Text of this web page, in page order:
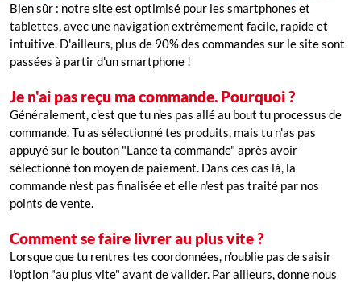
Bien sûr : notre site est optimisé pour les smartphones et
tablettes, avec une navigation extrêmement facile, rapide et
intuitive. D'ailleurs, plus de 90% des commandes sur le site sont
passées à partir d'un smartphone !
Je n'ai pas reçu ma commande. Pourquoi ?
Généralement, c'est que tu n'es pas allé au bout tu processus de
commande. Tu as sélectionné tes produits, mais tu n'as pas
appuyé sur le bouton "Lance ta commande" après avoir
sélectionné ton moyen de paiement. Dans ces cas là, la
commande n'est pas finalisée et elle n'est pas traité par nos
points de vente.
Comment se faire livrer au plus vite ?
Lorsque que tu rentres tes coordonnées, n'oublie pas de saisir
l'option "au plus vite" avant de valider. Par ailleurs, donne nous